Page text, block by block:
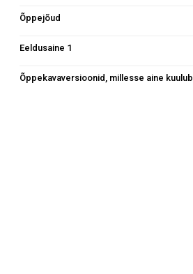
Õppejõud
Eeldusaine 1
Õppekavaversioonid, millesse aine kuulub